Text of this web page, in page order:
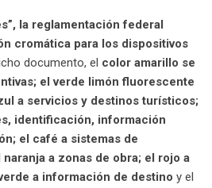
la reglamentación federal
cromática para los dispositivos
documento, el color amarillo se
el verde limón fluorescente
a servicios y destinos turísticos;
identificación, información
el café a sistemas de
a zonas de obra; el rojo a
a información de destino y el